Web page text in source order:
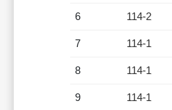
6 114-2
7 114-1
8 114-1
9 114-1